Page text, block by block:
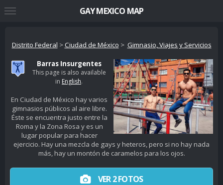
Distrito Federal >Ciudad de México > Gimnasio, Viajes y Servicios
Barras Insurgentes
This page is also available
in English.
En Ciudad de México hay varios
gimnasios públicos al aire libre.
Éste se encuentra justo entre la
Roma y la Zona Rosa y es un
lugar popular para hacer
ejercicio. Hay una mezcla de gays y heteros, pero si no hay nada
más, hay un montón de caramelos para los ojos.
VER 2 FOTOS
GAY MEXICO MAP